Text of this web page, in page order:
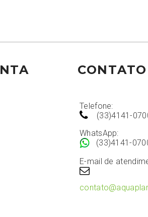
CONTATO
Telefone:
(33)4141-
WhatsApp:
(33)4141-
E-mail de